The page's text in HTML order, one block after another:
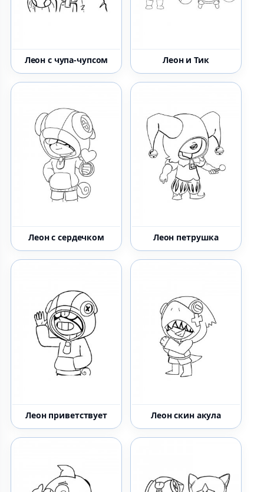
Леон с чупа-чупсом Леон и Тик
Леон с сердечком Леон петрушка
Леон приветствует Леон скин акула